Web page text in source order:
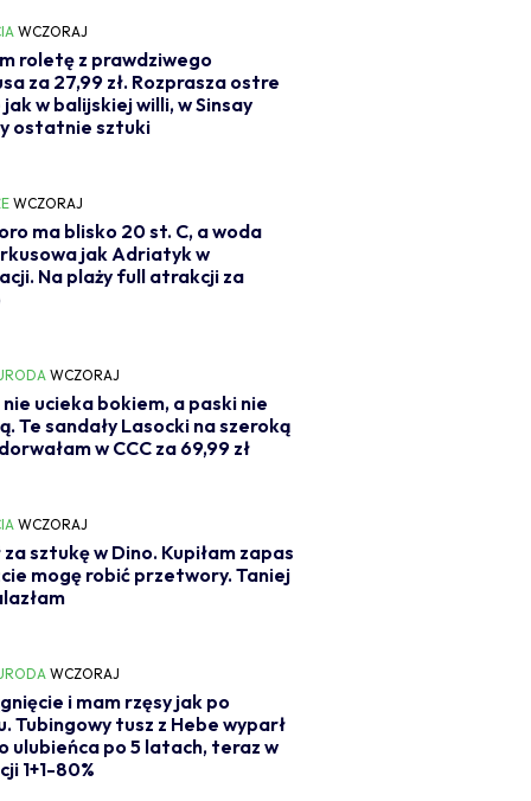
WCZORAJ
roletę z prawdziwego
za 27,99 zł. Rozprasza ostre
jak w balijskiej willi, w Sinsay
ostatnie sztuki
WCZORAJ
ma blisko 20 st. C, a woda
jak Adriatyk w
Na plaży full atrakcji za
WCZORAJ
nie ucieka bokiem, a paski nie
Te sandały Lasocki na szeroką
w CCC za 69,99 zł
WCZORAJ
za sztukę w Dino. Kupiłam zapas
mogę robić przetwory. Taniej
WCZORAJ
i mam rzęsy jak po
Tubingowy tusz z Hebe wyparł
ulubieńca po 5 latach, teraz w
1+1-80%